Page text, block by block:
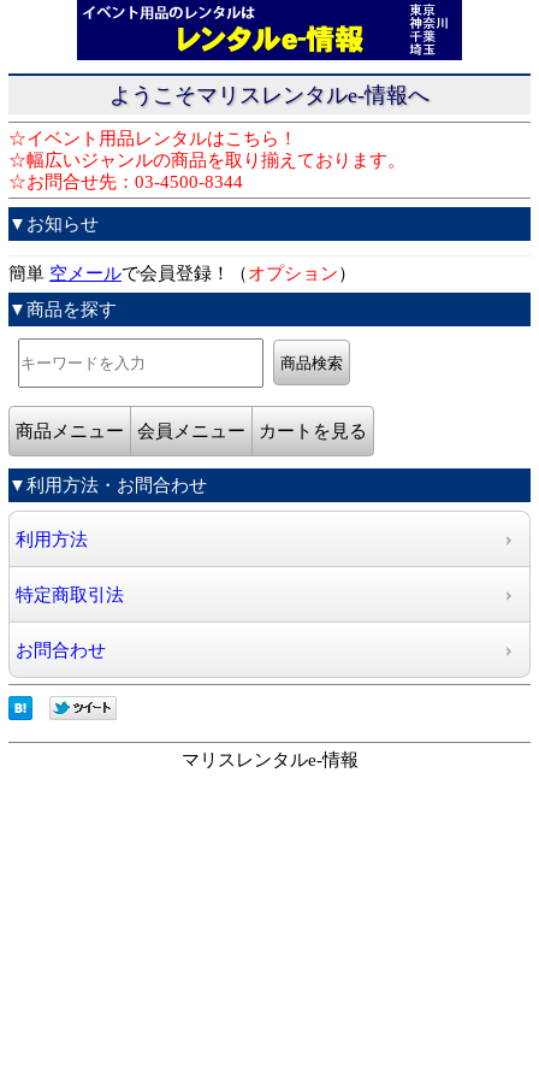
ようこそマリスレンタルe-情報へ
☆イベント用品レンタルはこちら！
☆幅広いジャンルの商品を取り揃えております。
☆お問合せ先：03-4500-8344
▼お知らせ
簡単 空メールで会員登録！（オプション）
▼商品を探す
商品メニュー 会員メニュー カートを見る
▼利用方法・お問合わせ
利用方法
特定商取引法
お問合わせ
マリスレンタルe-情報